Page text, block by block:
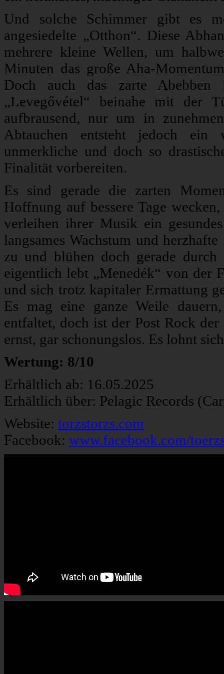
Und solche Schimmer gibt es
angesiedelte „Otthon“. Diese
mehrere kleine Wellen, um
Minuten das große Aha-
Doch auch das zarte
„Levegővétel“ beinahe mit der
aufbrausend, nur um in
Abtauchen entsteht jedoch ein
unmerkliche und doch so
Finalität vorbereiten.
Es sind gerade die zarten
Hoffnung auf bessere Tage
verleihen ihrer Musik ein
langsames Wachstum und
zu und blühen doch gerade
eigentlich lebt „Menedék“ von der
und sich trotz kapitaler Ermattung
Es mag eine ganze Weile
entfaltet, doch ist der Post Rock
ernst, gar schonungslos. Es lohnt
Wertung: 8/10
Erhältlich ab: 16.05.2025
Erhältlich über: Pelagic Records
Website: torzstorzs.com
Facebook: www.facebook.com/